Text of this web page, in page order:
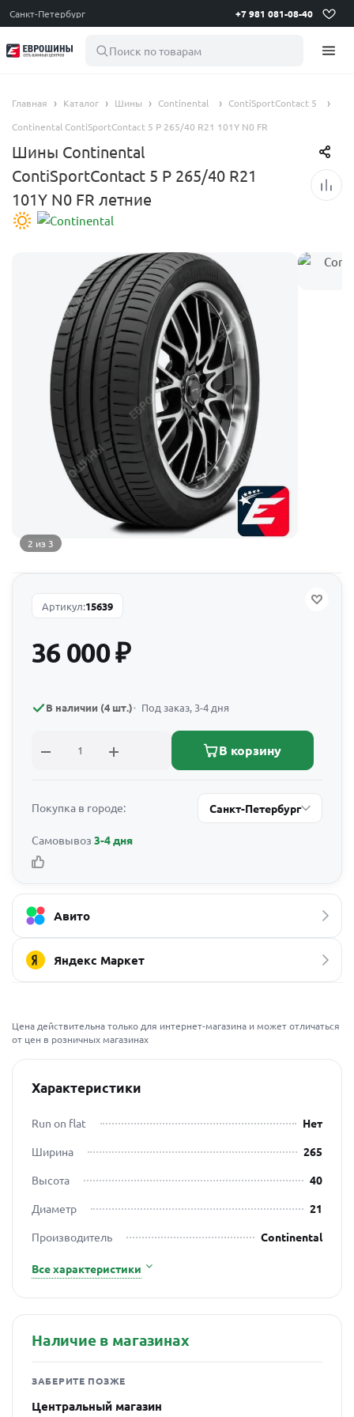
Санкт-Петербург +7 981 081-08-40
Поиск по товарам
Главная Каталог Шины Continental
ContiSportContact 5
Continental ContiSportContact 5 P 265/40 R21 101Y N0 FR
Шины Continental
ContiSportContact 5 P 265/40 R21
101Y N0 FR летние
2 из 3
Артикул:15639
36 000₽
В наличии (4 шт.) Под заказ, 3-4 дня
В корзину
Покупка в городе: Санкт-Петербург
Самовывоз 3-4 дня
Авито
Яндекс Маркет
Цена действительна только для интернет-магазина и может отличаться
от цен в розничных магазинах
Характеристики
Run on flat
Нет
Ширина
265
Высота
40
Диаметр
21
Производитель
Continental
Все характеристики
Наличие в магазинах
ЗАБЕРИТЕ ПОЗЖЕ
Центральный магазин